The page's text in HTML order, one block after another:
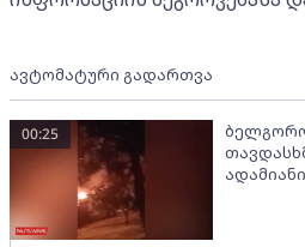
ავტომატური გადართვა
00:25